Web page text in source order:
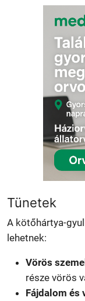
Tünetek
A kötőhártya-
lehetnek:
Vörös
része vörös
Fájdalom és